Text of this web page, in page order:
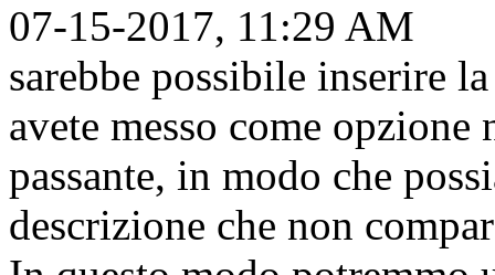
07-15-2017, 11:29 AM
sarebbe possibile inserire
avete messo come
passante, in modo che
descrizione che non